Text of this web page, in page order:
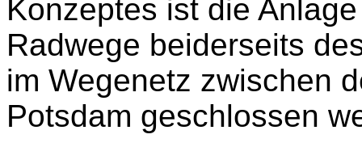
Konzeptes ist die
Radwege beiderseits
im Wegenetz zwischen
Potsdam geschlossen